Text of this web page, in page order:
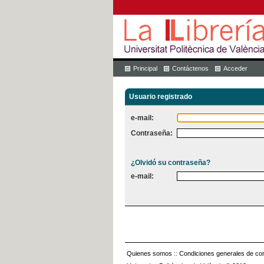
Principal Contáctenos Acceder
Usuario registrado
e-mail:
Contraseña:
¿Olvidó su contraseña?
e-mail:
Quienes somos :: Condiciones generales de